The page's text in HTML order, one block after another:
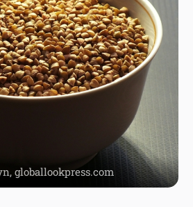
B, A, D, C, PP, E.
больше
каши